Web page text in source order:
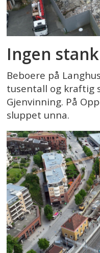
Ingen
Beboere på
tusentall og kraftig
Gjenvinning. På
sluppet unna.